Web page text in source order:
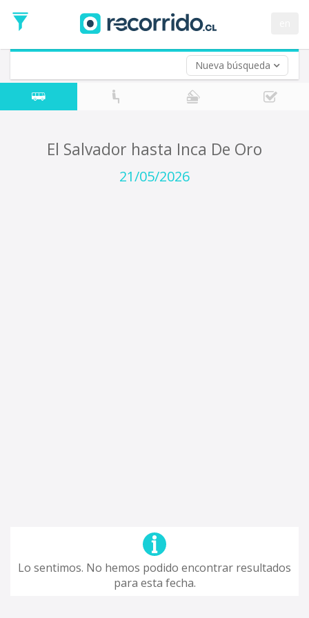
Nueva búsqueda
de
Ida
Vuelta (opcional)
Fecha
de
El Salvador hasta Inca De Oro
21/05/2026
Lo sentimos. No hemos podido encontrar resultados
para esta fecha.